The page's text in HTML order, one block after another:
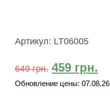
Артикул: LT06005
649грн. 459 грн.
Обновление цены: 07.08.26